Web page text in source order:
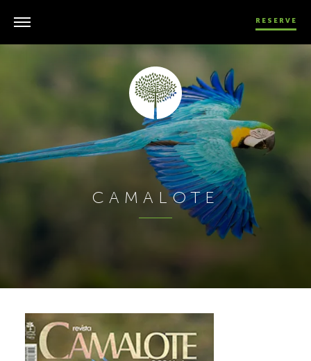
RESERVE
CAMALOTE